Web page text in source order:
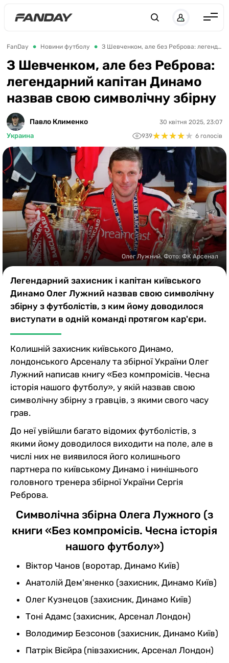
Іспанія
Німеччина
Італія
Україна
ЛЧ
ЛЕ
ЧЕ-2028
Букмекери
Казино
FanDay Новини футболу З Шевченком, але без Реброва: легендарний капітан Динамо назвав свою символічну збірну
З Шевченком, але без Реброва:
легендарний капітан Динамо
назвав свою символічну збірну
Павло Клименко
Украина
30 квітня 2025, 23:07
939★★★★★
★★★★★ 6 голосів
Олег Лужний. Фото: ФК Арсенал
Легендарний захисник і капітан київського
Динамо Олег Лужний назвав свою символічну
збірну з футболістів, з ким йому доводилося
виступати в одній команді протягом кар'єри.
Колишній захисник київського Динамо,
лондонського Арсеналу та збірної України Олег
Лужний написав книгу «Без компромісів. Чесна
історія нашого футболу», у якій назвав свою
символічну збірну з гравців, з якими свого часу
грав.
До неї увійшли багато відомих футболістів, з
якими йому доводилося виходити на поле, але в
числі них не виявилося його колишнього
партнера по київському Динамо і нинішнього
головного тренера збірної України Сергія
Реброва.
Символічна збірна Олега Лужного (з
книги «Без компромісів. Чесна історія
нашого футболу»)
Віктор Чанов (воротар, Динамо Київ)
Анатолій Дем'яненко (захисник, Динамо Київ)
Олег Кузнецов (захисник, Динамо Київ)
Тоні Адамс (захисник, Арсенал Лондон)
Володимир Безсонов (захисник, Динамо Київ)
Патрік Вієйра (півзахисник, Арсенал Лондон)